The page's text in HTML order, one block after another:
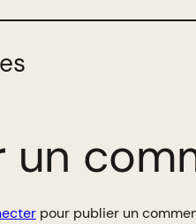
un
pour publier un